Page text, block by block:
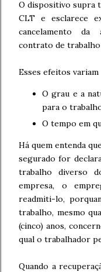
O dispositivo supra
CLT e esclarece
cancelamento
contrato de
Esses efeitos
O grau e a
para o
O tempo em
Há quem entenda
segurado for
trabalho diverso
empresa, o
readmiti-lo,
trabalho, mesmo
(cinco) anos,
qual o trabalhador
Quando a